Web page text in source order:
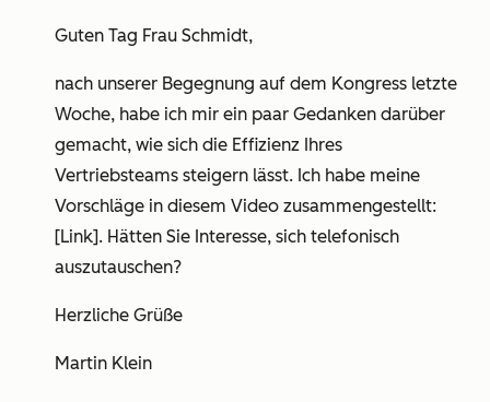
Guten Tag Frau Schmidt,
nach unserer Begegnung auf dem Kongress letzte
Woche, habe ich mir ein paar Gedanken darüber
gemacht, wie sich die Effizienz Ihres
Vertriebsteams steigern lässt. Ich habe meine
Vorschläge in diesem Video zusammengestellt:
[Link]. Hätten Sie Interesse, sich telefonisch
auszutauschen?
Herzliche Grüße
Martin Klein